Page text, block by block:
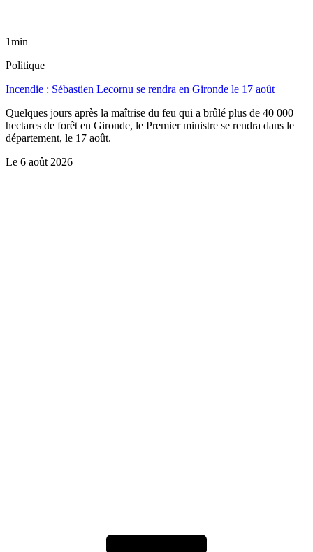
1min
Politique
Incendie : Sébastien Lecornu se rendra en Gironde le 17 août
Quelques jours après la maîtrise du feu qui a brûlé plus de 40 000
hectares de forêt en Gironde, le Premier ministre se rendra dans le
département, le 17 août.
Le 6 août 2026